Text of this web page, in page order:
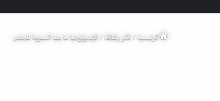
الرئيسية / فكر وثقافة / الإيديولوجيا ما بعد النسوية للجندر